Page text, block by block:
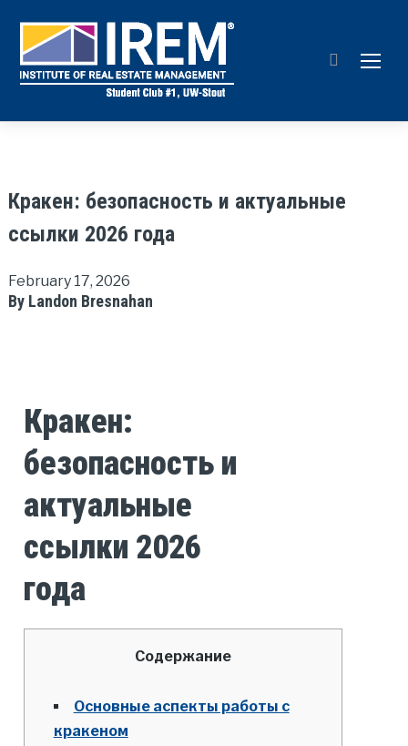
Кракен: безопасность и актуальные
ссылки 2026 года
February 17, 2026
By Landon Bresnahan
Кракен:
безопасность и
актуальные
ссылки 2026
года
Содержание
Основные аспекты работы с
кракеном